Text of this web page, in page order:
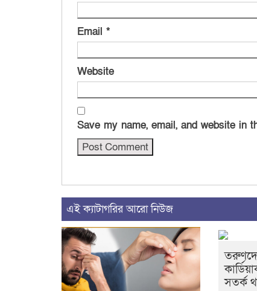
Email *
Website
Save my name, email, and website in
এই ক্যাটাগরির আরো নিউজ
সতর্ক